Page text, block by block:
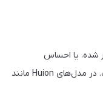
شده، یا احساس
"کشیدن" روی سطح دارید، زمان تعویض است. در مدل‌های Huion مانند